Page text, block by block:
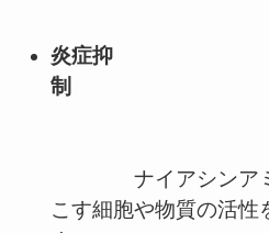
炎症抑
制
ナイアシンアミ
こす細胞や物質の活性